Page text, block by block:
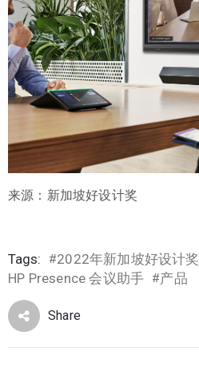
来源：新加坡好设计奖
Tags: #2022年新加坡好设计奖
HP Presence 会议助手 #产品
Share